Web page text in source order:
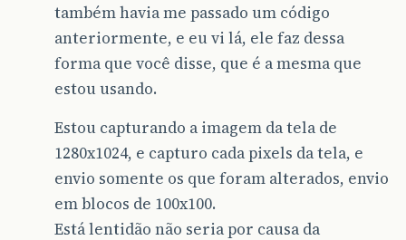
também havia me passado um código
anteriormente, e eu vi lá, ele faz dessa
forma que você disse, que é a mesma que
estou usando.
Estou capturando a imagem da tela de
1280x1024, e capturo cada pixels da tela, e
envio somente os que foram alterados, envio
em blocos de 100x100.
Está lentidão não seria por causa da